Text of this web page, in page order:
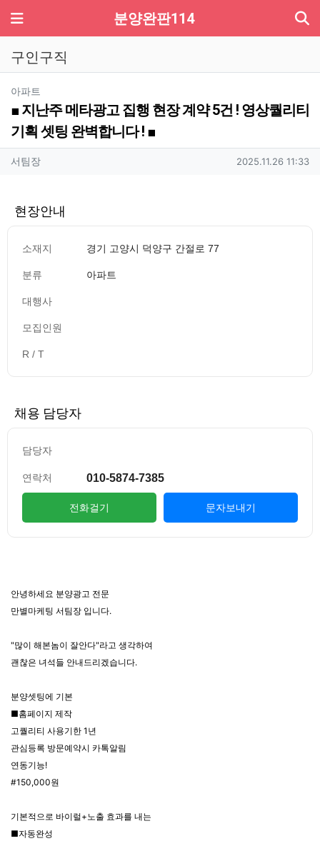
메뉴 분양완판114
구인구직
아파트
■ 지난주 메타광고 집행 현장 계약 5건 ! 영상퀄리티
기획 셋팅 완벽합니다 ! ■
작성자 정보
서팀장작성 작성일
2025.11.26 11:33
현장안내
소재지 경기 고양시 덕양구 간절로 77
분류 아파트
대행사
모집인원
R / T
채용 담당자
담당자
연락처 010-5874-7385
전화걸기 문자보내기
본문
안녕하세요 분양광고 전문
만별마케팅 서팀장 입니다.
"많이 해본놈이 잘안다"라고 생각하여
괜찮은 녀석들 안내드리겠습니다.
분양셋팅에 기본
■홈페이지 제작
고퀄리티 사용기한 1년
관심등록 방문예약시 카톡알림
연동기능!
#150,000원
기본적으로 바이럴+노출 효과를 내는
■자동완성